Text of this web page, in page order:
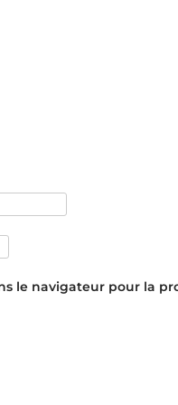
le navigateur pour la